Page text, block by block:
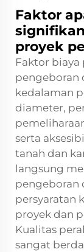
Faktor
proyek
Faktor
pengeboran
kedalaman
diameter,
serta
tanah dan
langsung
pengeboran
persyaratan
proyek dan
Kualitas
sangat